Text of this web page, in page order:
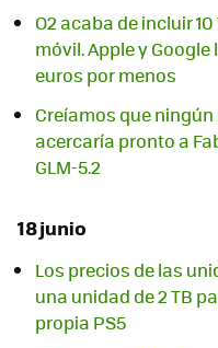
O2 acaba de incluir
móvil. Apple y
euros por menos
Creíamos que
acercaría pronto a
GLM-5.2
18 junio
Los precios de las
una unidad de 2 TB
propia PS5